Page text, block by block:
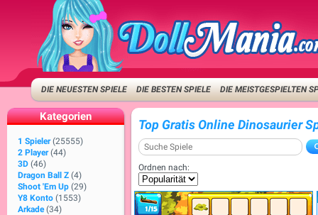
DIE NEUESTEN SPIELE DIE BESTEN SPIELE DIE MEISTGESPIELTEN
Kategorien
1 Spieler (25555)
2 Player (44)
3D (46)
Dragon Ball Z (4)
Shoot 'Em Up (29)
Y8 Konto (1553)
Arkade (34)
Top Gratis Online Dinosaurier
Ordnen nach: